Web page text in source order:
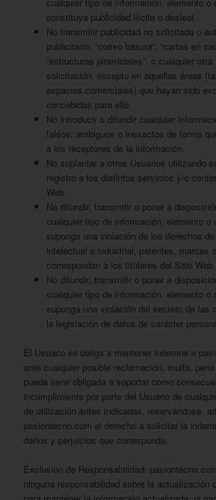
constituya publicidad ilícita o desleal.
No transmitir publicidad no solicitada o
publicitario, “correo basura”, “cartas en
“estructuras piramidales”, o cualquier otra
solicitación, excepto en aquellas áreas
espacios comerciales) que hayan sido
concebidas para ello.
No introducir o difundir cualquier
falsos, ambiguos o inexactos de forma
a los receptores de la información.
No suplantar a otros Usuarios utilizando
registro a los distintos servicios y/o
Web.
No difundir, transmitir o poner a
cualquier tipo de información, elemento o
suponga una violación de los derechos
intelectual e industrial, patentes, marcas
correspondan a los titulares del Sitio Web
No difundir, transmitir o poner a
cualquier tipo de información, elemento o
suponga una violación del secreto de las
la legislación de datos de carácter
El Usuario se obliga a mantener indemne a
ante cualquier posible reclamación, multa,
pueda venir obligada a soportar como
incumplimiento por parte del Usuario de
de utilización antes indicadas, reservándose,
pasiontecno.com el derecho a solicitar la
daños y perjuicios que corresponda.
Exclusión de Responsabilidad:
ninguna responsabilidad sobre la actualización